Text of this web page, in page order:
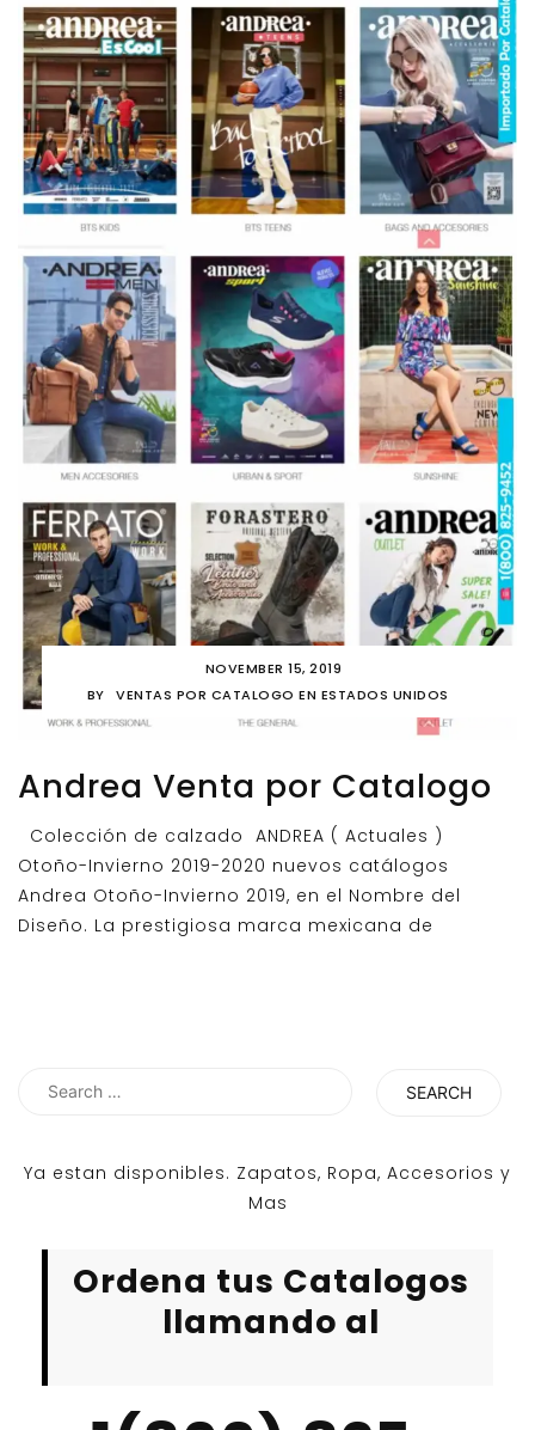
NOVEMBER 15, 2019
BY
VENTAS POR CATALOGO EN ESTADOS UNIDOS
Andrea Venta por Catalogo
Colección de calzado ANDREA ( Actuales )
Otoño-Invierno 2019-2020 nuevos catálogos
Andrea Otoño-Invierno 2019, en el Nombre del
Diseño. La prestigiosa marca mexicana de
Search
Ya estan disponibles. Zapatos, Ropa, Accesorios y
Mas
Ordena tus Catalogos
llamando al